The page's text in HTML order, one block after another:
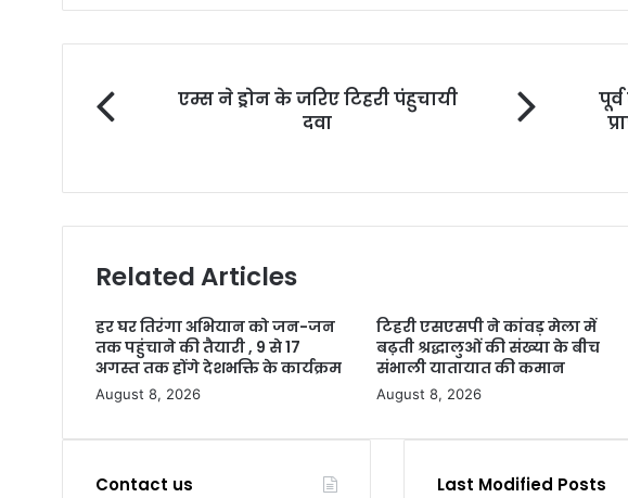
address
एम्स ने ड्रोन के जरिए टिहरी पंहुचायी
दवा
Related Articles
हर घर तिरंगा अभियान को जन-जन
तक पहुंचाने की तैयारी , 9 से 17
अगस्त तक होंगे देशभक्ति के कार्यक्रम
August 8, 2026
टिहरी एसएसपी ने कांवड़ मेला में
बढ़ती श्रद्धालुओं की संख्या के बीच
संभाली यातायात की कमान
August 8, 2026
Contact us Last Modified Posts